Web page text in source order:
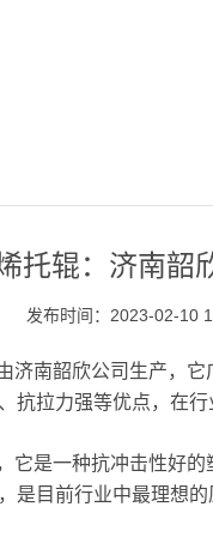
托辊：济南韶
发布时间：2023-02-10
济南韶欣公司生产，
抗拉力强等优点，在
它是一种抗冲击性好
是目前行业中最理想的